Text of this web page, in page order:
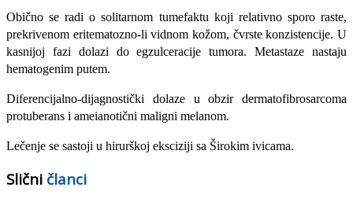
Obično se radi o solitarnom tumefaktu koji relativno sporo raste,
prekrivenom eritematozno-li vidnom kožom, čvrste konzistenci­je. U
kasnijoj fazi dolazi do egzulceracije tumora. Metastaze nastaju
hematogenim putem.
Diferencijalno-dijagnostički dolaze u obzir dermatofibrosarcoma
protuberans i ameianotični maligni melanom.
Lečenje se sastoji u hirurškoj eksciziji sa Širo­kim ivicama.
Slični članci